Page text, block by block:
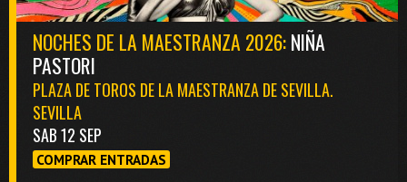
NOCHES DE LA MAESTRANZA 2026:NIÑA
PASTORI
PLAZA DE TOROS DE LA MAESTRANZA DE SEVILLA.
SEVILLA
SAB 12 SEP
COMPRAR ENTRADAS